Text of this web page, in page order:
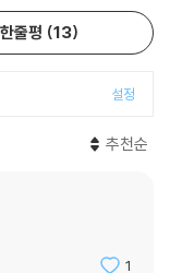
것이 현시대를 살아가
고통을 지불하고 그가
눈치가 들면, 180도
지금 필요한 ‘진보’일
가 만들기 나름이다.”
든다면, 그가 알려주
한줄평 13
설정
추천순
1